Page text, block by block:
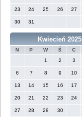
23 24 25 26 27
30 31
Kwiecień 2025
N P W Ś C
1
2 3
6 7 8 9 10
13 14 15 16 17
20 21 22 23 24
27 28 29 30